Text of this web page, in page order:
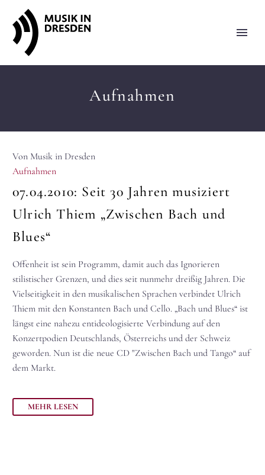
Aufnahmen
Von Musik in Dresden
Aufnahmen
07.04.2010: Seit 30 Jahren musiziert
Ulrich Thiem „Zwischen Bach und
Blues“
Offenheit ist sein Programm, damit auch das Ignorieren
stilistischer Grenzen, und dies seit nunmehr dreißig Jahren. Die
Vielseitigkeit in den musikalischen Sprachen verbindet Ulrich
Thiem mit den Konstanten Bach und Cello. „Bach und Blues“ ist
längst eine nahezu entideologisierte Verbindung auf den
Konzertpodien Deutschlands, Österreichs und der Schweiz
geworden. Nun ist die neue CD "Zwischen Bach und Tango“ auf
dem Markt.
MEHR LESEN